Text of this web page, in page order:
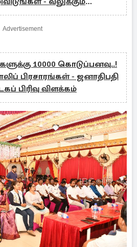
Advertisement
10000 கொடுப்பனவு..!
பிரசாரங்கள் - ஜனாதிபதி
பிரிவு விளக்கம்